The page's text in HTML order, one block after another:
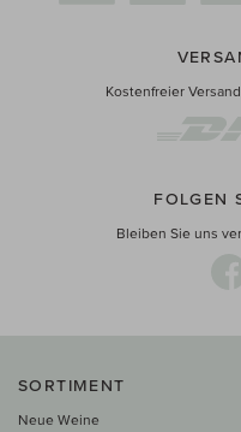
Kostenfreier
FOLGEN
Bleiben Sie uns
SORTIMENT
Neue Weine